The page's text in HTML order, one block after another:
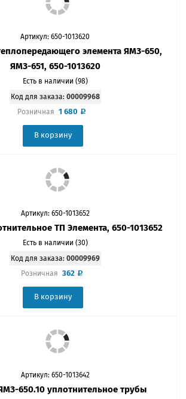
Артикул: 650-1013620
элемента ЯМЗ-650,
ЯМЗ-651, 650-1013620
Есть в наличии (98)
Код для заказа: 00009968
Розничная 1 680
В корзину
Артикул: 650-1013652
ТП Элемента, 650-1013652
Есть в наличии (30)
Код для заказа: 00009969
Розничная 362
В корзину
Артикул: 650-1013642
650.10 уплотнительное трубы